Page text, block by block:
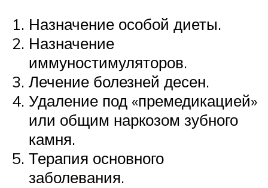
Назначение особой диеты.
Назначение
иммуностимуляторов.
Лечение болезней десен.
Удаление под «премедикацией»
или общим наркозом зубного
камня.
Терапия основного
заболевания.